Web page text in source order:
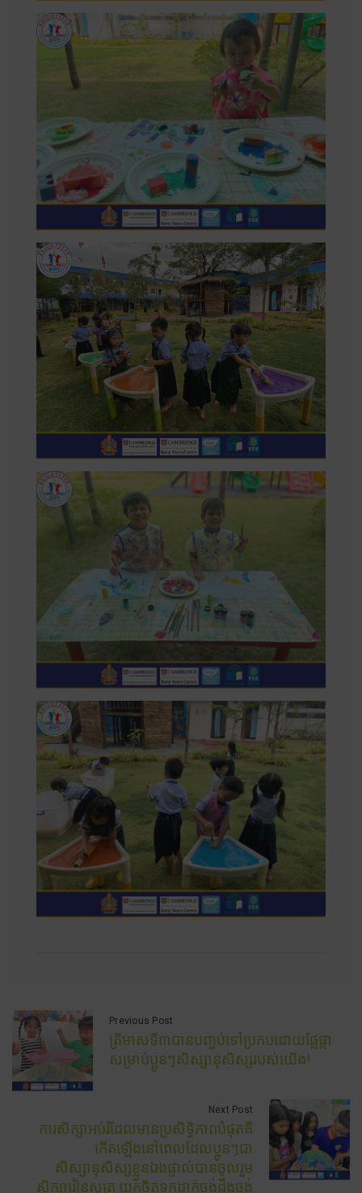
Previous Post
ត្រីមាសទី៣បានបញ្ចប់ទៅប្រកបដោយផ្លែផ្កា
សម្រាប់ប្អូនៗសិស្សានុសិស្សរបស់យើង!
Next Post
ការសិក្សាអប់រំដែលមានប្រសិទ្ធិភាពបំផុតគឺ
កើតឡើងនៅពេលដែលប្អូនៗជា
សិស្សានុសិស្សខ្លួនឯងផ្ទាល់បានចូលរួម
សិក្សារៀនសូត្រ យកចិត្តទុកដាក់ចង់ដឹងចង់